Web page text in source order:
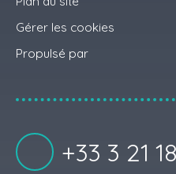
Gérer les cookies
Propulsé par
+33 3 21